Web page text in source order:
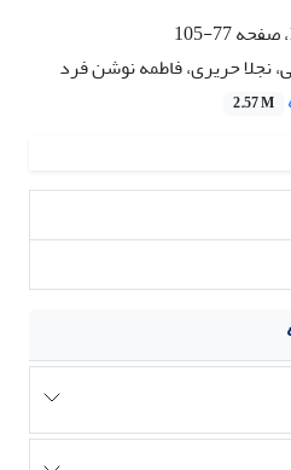
77-105
نجلا حریری، فاطمه نوشن فرد
2.57 M